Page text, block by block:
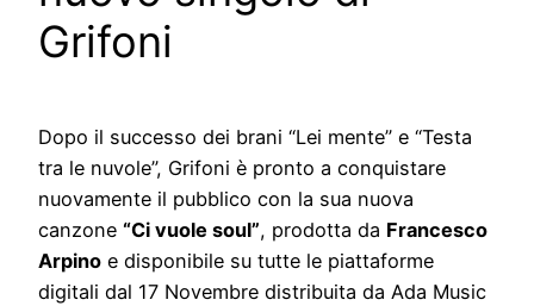
Grifoni
Dopo il successo dei brani “Lei mente” e “Testa
tra le nuvole”, Grifoni è pronto a conquistare
nuovamente il pubblico con la sua nuova
canzone “Ci vuole soul”, prodotta da Francesco
Arpino e disponibile su tutte le piattaforme
digitali dal 17 Novembre distribuita da Ada Music